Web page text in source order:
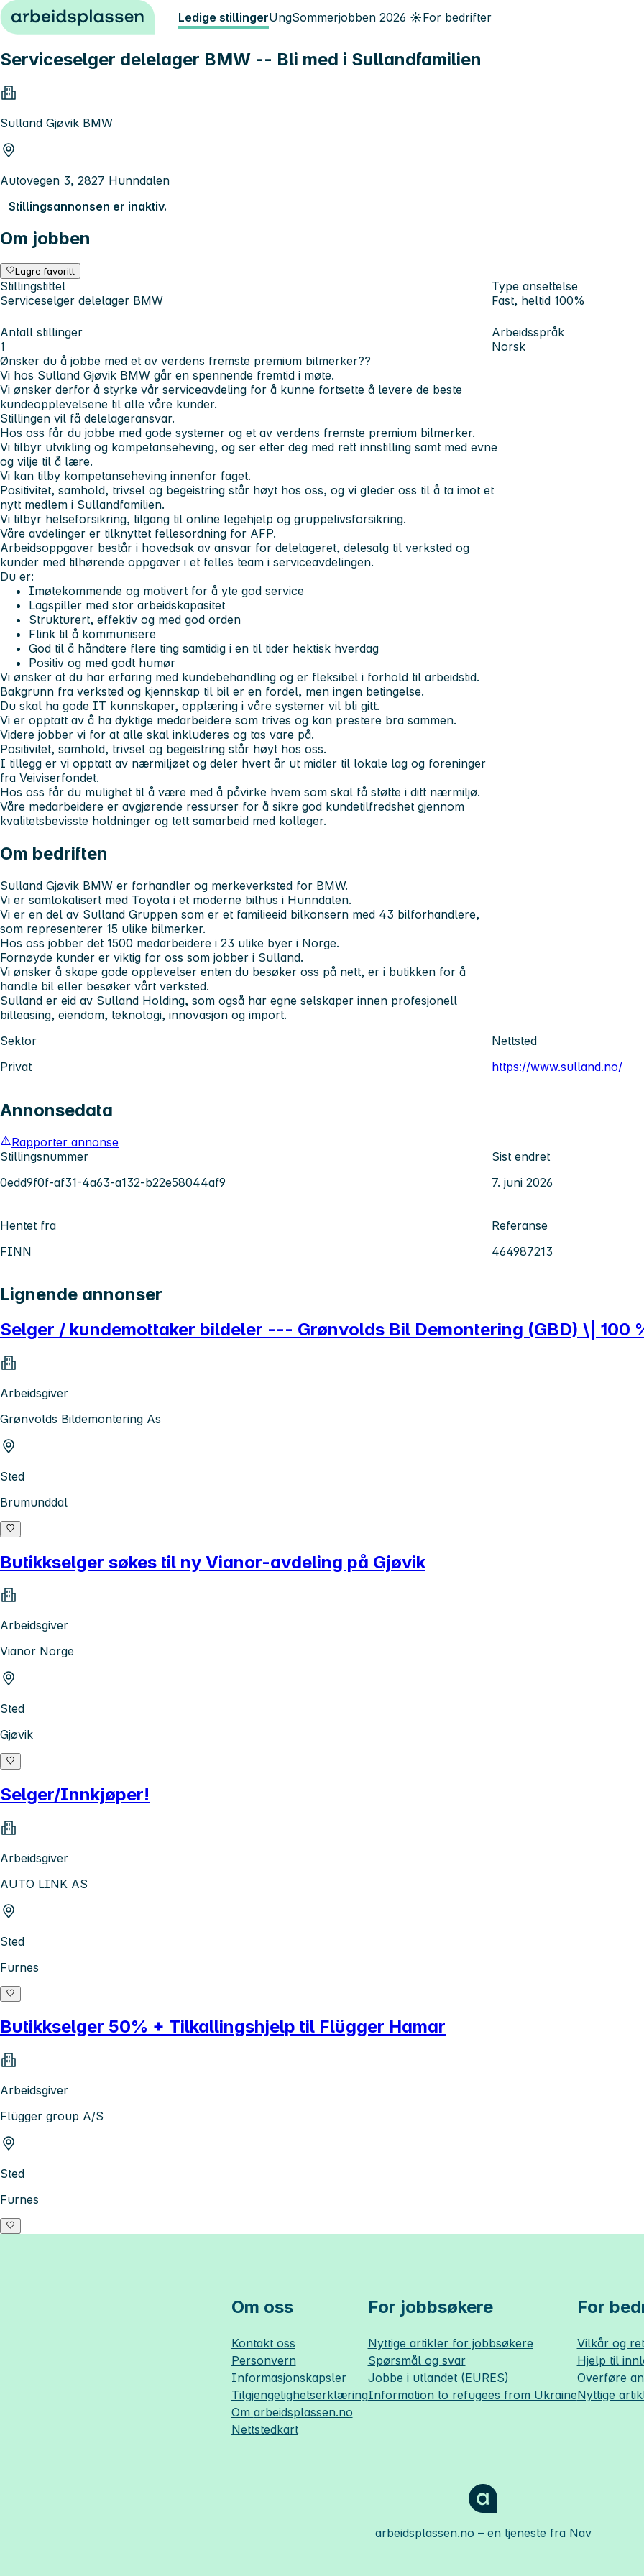
Hopp til innhold Ledige stillingerUngSommerjobben 2026 ☀️For bedrifter
Serviceselger delelager BMW -- Bli med i Sullandfamilien
Sulland Gjøvik BMW
Autovegen 3, 2827 Hunndalen
Stillingsannonsen er inaktiv.
Om jobben
Lagre favoritt
Stillingstittel
Serviceselger delelager BMW
Type ansettelse
Fast, heltid 100%
Antall stillinger
1
Arbeidsspråk
Norsk
Ønsker du å jobbe med et av verdens fremste premium bilmerker??
Vi hos Sulland Gjøvik BMW går en spennende fremtid i møte.
Vi ønsker derfor å styrke vår serviceavdeling for å kunne fortsette å levere de beste
kundeopplevelsene til alle våre kunder.
Stillingen vil få delelageransvar.
Hos oss får du jobbe med gode systemer og et av verdens fremste premium bilmerker.
Vi tilbyr utvikling og kompetanseheving, og ser etter deg med rett innstilling samt med evne
og vilje til å lære.
Vi kan tilby kompetanseheving innenfor faget.
Positivitet, samhold, trivsel og begeistring står høyt hos oss, og vi gleder oss til å ta imot et
nytt medlem i Sullandfamilien.
Vi tilbyr helseforsikring, tilgang til online legehjelp og gruppelivsforsikring.
Våre avdelinger er tilknyttet fellesordning for AFP.
Arbeidsoppgaver består i hovedsak av ansvar for delelageret, delesalg til verksted og
kunder med tilhørende oppgaver i et felles team i serviceavdelingen.
Du er:
Imøtekommende og motivert for å yte god service
Lagspiller med stor arbeidskapasitet
Strukturert, effektiv og med god orden
Flink til å kommunisere
God til å håndtere flere ting samtidig i en til tider hektisk hverdag
Positiv og med godt humør
Vi ønsker at du har erfaring med kundebehandling og er fleksibel i forhold til arbeidstid.
Bakgrunn fra verksted og kjennskap til bil er en fordel, men ingen betingelse.
Du skal ha gode IT kunnskaper, opplæring i våre systemer vil bli gitt.
Vi er opptatt av å ha dyktige medarbeidere som trives og kan prestere bra sammen.
Videre jobber vi for at alle skal inkluderes og tas vare på.
Positivitet, samhold, trivsel og begeistring står høyt hos oss.
I tillegg er vi opptatt av nærmiljøet og deler hvert år ut midler til lokale lag og foreninger
fra Veiviserfondet.
Hos oss får du mulighet til å være med å påvirke hvem som skal få støtte i ditt nærmiljø.
Våre medarbeidere er avgjørende ressurser for å sikre god kundetilfredshet gjennom
kvalitetsbevisste holdninger og tett samarbeid med kolleger.
Om bedriften
Sulland Gjøvik BMW er forhandler og merkeverksted for BMW.
Vi er samlokalisert med Toyota i et moderne bilhus i Hunndalen.
Vi er en del av Sulland Gruppen som er et familieeid bilkonsern med 43 bilforhandlere,
som representerer 15 ulike bilmerker.
Hos oss jobber det 1500 medarbeidere i 23 ulike byer i Norge.
Fornøyde kunder er viktig for oss som jobber i Sulland.
Vi ønsker å skape gode opplevelser enten du besøker oss på nett, er i butikken for å
handle bil eller besøker vårt verksted.
Sulland er eid av Sulland Holding, som også har egne selskaper innen profesjonell
billeasing, eiendom, teknologi, innovasjon og import.
Sektor
Privat
Nettsted
https://www.sulland.no/
Annonsedata
Rapporter annonse
Stillingsnummer
0edd9f0f-af31-4a63-a132-b22e58044af9
Sist endret
7. juni 2026
Hentet fra
FINN
Referanse
464987213
Lignende annonser
Selger / kundemottaker bildeler --- Grønvolds Bil Demontering (GBD) \| 100
Arbeidsgiver
Grønvolds Bildemontering As
Sted
Brumunddal
Butikkselger søkes til ny Vianor-avdeling på Gjøvik
Arbeidsgiver
Vianor Norge
Sted
Gjøvik
Selger/Innkjøper!
Arbeidsgiver
AUTO LINK AS
Sted
Furnes
Butikkselger 50% + Tilkallingshjelp til Flügger Hamar
Arbeidsgiver
Flügger group A/S
Sted
Furnes
Om oss
Kontakt oss
Personvern
Informasjonskapsler
Tilgjengelighetserklæring
Om arbeidsplassen.no
Nettstedkart
For jobbsøkere
Nyttige artikler for jobbsøkere
Spørsmål og svar
Jobbe i utlandet (EURES)
Information to refugees from Ukraine
For
Vilkår og
Hjelp til
Overføre
Nyttige
arbeidsplassen.no – en tjeneste fra Nav